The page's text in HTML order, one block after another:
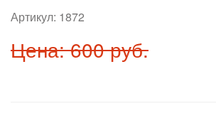
Артикул: 1872
Цена: 600 руб.